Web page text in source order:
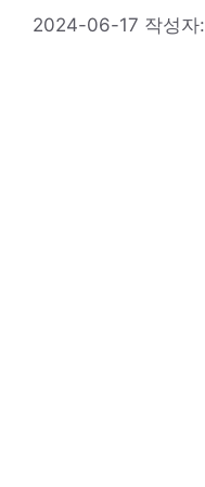
2024-06-17 작성자: